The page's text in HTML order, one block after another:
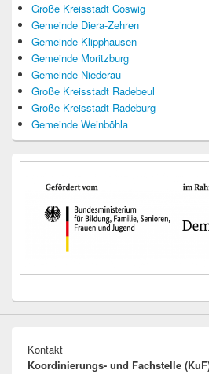
Große Kreisstadt Coswig
Gemeinde Diera-Zehren
Gemeinde Klipphausen
Gemeinde Moritzburg
Gemeinde Niederau
Große Kreisstadt Radebeul
Große Kreisstadt Radeburg
Gemeinde Weinböhla
Kontakt
Koordinierungs- und Fachstelle